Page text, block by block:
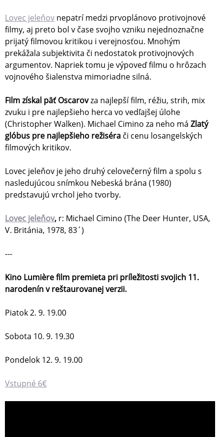
Lovec jeleňov nepatrí medzi prvoplánovo protivojnové
filmy, aj preto bol v čase svojho vzniku nejednoznačne
prijatý filmovou kritikou i verejnosťou. Mnohým
prekážala subjektivita či nedostatok protivojnových
argumentov. Napriek tomu je výpoveď filmu o hrôzach
vojnového šialenstva mimoriadne silná.
Film získal päť Oscarovza najlepší film, réžiu, strih, mix
zvuku i pre najlepšieho herca vo vedľajšej úlohe
(Christopher Walken). Michael Cimino za neho má Zlatý
glóbus pre najlepšieho režiséra či cenu losangelských
filmových kritikov.
Lovec jeleňov je jeho druhý celovečerný film a spolu s
nasledujúcou snímkou Nebeská brána (1980)
predstavujú vrchol jeho tvorby.
Lovec jeleňov, r: Michael Cimino (The Deer Hunter, USA,
V. Británia, 1978, 83´)
---
Kino Lumière film premieta pri príležitosti svojich 11.
narodenín v reštaurovanej verzii.
Piatok 2. 9. 19.00
Sobota 10. 9. 19.30
Pondelok 12. 9. 19.00
Vstupné 6€